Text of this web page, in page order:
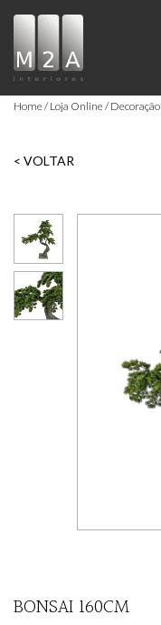
Home Loja Online Decoração
< VOLTAR
BONSAI 160CM